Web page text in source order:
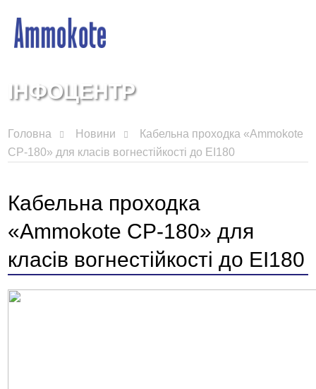
ІНФОЦЕНТР
Головна Новини
Кабельна проходка «Ammokote
СР-180» для класів вогнестійкості до EI180
Кабельна проходка
«Ammokote СР-180» для
класів вогнестійкості до EI180